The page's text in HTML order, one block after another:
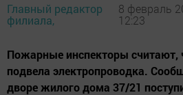
Главный редактор
филиала,
8 февраль
12:23
Пожарные инспекторы считают,
подвела электропроводка.
дворе жилого дома 37/21